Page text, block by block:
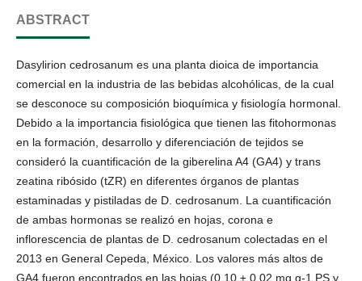
ABSTRACT
Dasylirion cedrosanum es una planta dioica de importancia
comercial en la industria de las bebidas alcohólicas, de la cual
se desconoce su composición bioquímica y fisiología hormonal.
Debido a la importancia fisiológica que tienen las fitohormonas
en la formación, desarrollo y diferenciación de tejidos se
consideró la cuantificación de la giberelina A4 (GA4) y trans
zeatina ribósido (tZR) en diferentes órganos de plantas
estaminadas y pistiladas de D. cedrosanum. La cuantificación
de ambas hormonas se realizó en hojas, corona e
inflorescencia de plantas de D. cedrosanum colectadas en el
2013 en General Cepeda, México. Los valores más altos de
GA4 fueron encontrados en las hojas (0.10 ± 0.02 mg g-1 PS y